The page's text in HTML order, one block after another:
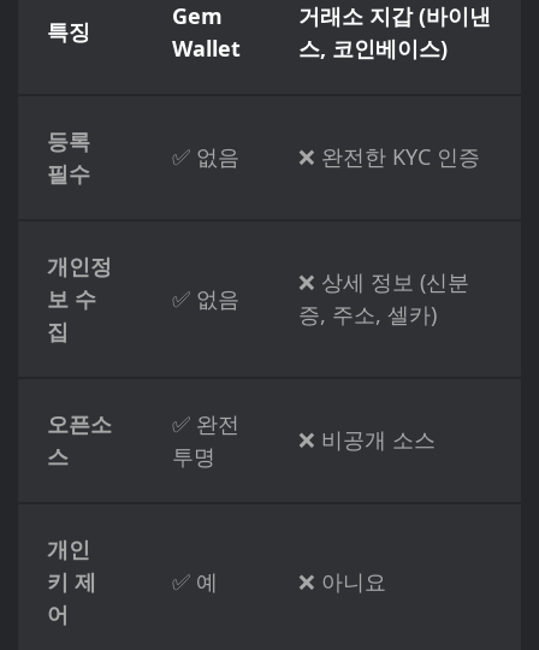
특징
Gem
Wallet
거래소 지갑 (바이낸
스, 코인베이스)
등록
필수
✅ 없음 ❌ 완전한 KYC 인증
개인정
보 수
집
✅ 없음
❌ 상세 정보 (신분
증, 주소, 셀카)
오픈소
스
✅ 완전
투명
❌ 비공개 소스
개인
키 제
어
✅ 예 ❌ 아니요